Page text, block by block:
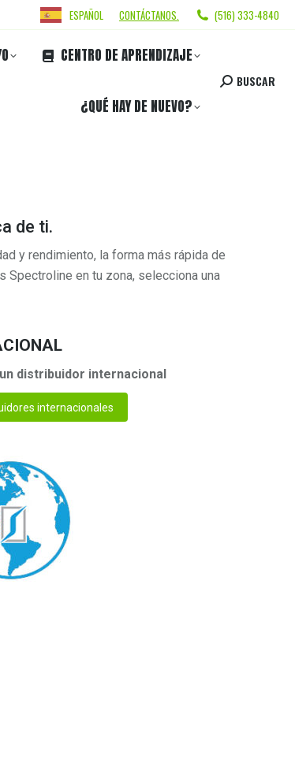
ESPAÑOL CONTÁCTANOS. (516) 333-4840
CENTRO DE APRENDIZAJE
¿QUÉ HAY DE NUEVO?
BUSCAR
de ti.
y rendimiento, la forma más rápida de
Spectroline en tu zona, selecciona una
distribuidor internacional
internacionales